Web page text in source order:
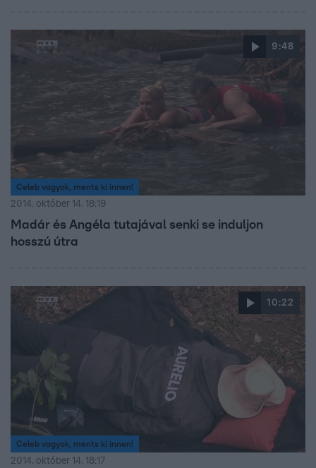
9:48
Celeb vagyok, ments ki innen!
2014. október 14. 18:19
Madár és Angéla tutajával senki se induljon
hosszú útra
10:22
Celeb vagyok, ments ki innen!
2014. október 14. 18:17